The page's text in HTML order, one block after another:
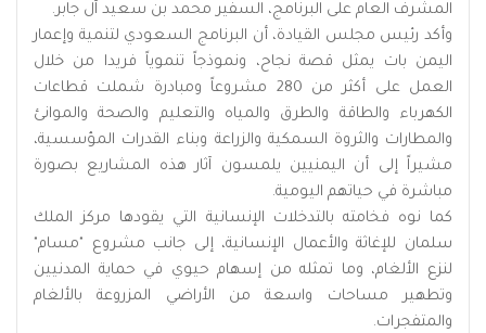
المشرف العام على البرنامج، السفير محمد بن سعيد آل جابر.
وأكد رئيس مجلس القيادة، أن البرنامج السعودي لتنمية وإعمار
اليمن بات يمثل قصة نجاح، ونموذجاً تنموياً فريدا من خلال
العمل على أكثر من 280 مشروعاً ومبادرة شملت قطاعات
الكهرباء والطاقة والطرق والمياه والتعليم والصحة والموانئ
والمطارات والثروة السمكية والزراعة وبناء القدرات المؤسسية،
مشيراً إلى أن اليمنيين يلمسون آثار هذه المشاريع بصورة
مباشرة في حياتهم اليومية.
كما نوه فخامته بالتدخلات الإنسانية التي يقودها مركز الملك
سلمان للإغاثة والأعمال الإنسانية، إلى جانب مشروع "مسام"
لنزع الألغام، وما تمثله من إسهام حيوي في حماية المدنيين
وتطهير مساحات واسعة من الأراضي المزروعة بالألغام
والمتفجرات.